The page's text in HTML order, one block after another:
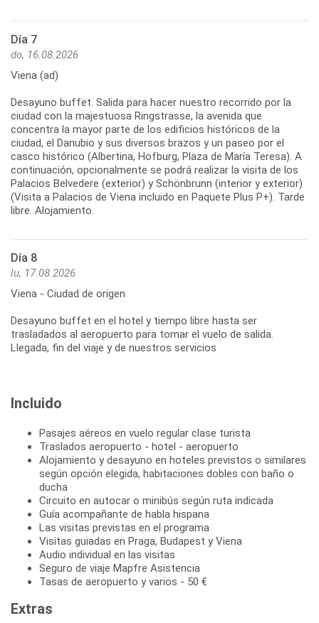
Día 7
do, 16.08.2026
Viena (ad)
Desayuno buffet. Salida para hacer nuestro recorrido por la
ciudad con la majestuosa Ringstrasse, la avenida que
concentra la mayor parte de los edificios históricos de la
ciudad, el Danubio y sus diversos brazos y un paseo por el
casco histórico (Albertina, Hofburg, Plaza de María Teresa). A
continuación, opcionalmente se podrá realizar la visita de los
Palacios Belvedere (exterior) y Schönbrunn (interior y exterior)
(Visita a Palacios de Viena incluido en Paquete Plus P+). Tarde
libre. Alojamiento.
Día 8
lu, 17.08.2026
Viena - Ciudad de origen
Desayuno buffet en el hotel y tiempo libre hasta ser
trasladados al aeropuerto para tomar el vuelo de salida.
Llegada, fin del viaje y de nuestros servicios
Incluido
Pasajes aéreos en vuelo regular clase turista
Traslados aeropuerto - hotel - aeropuerto
Alojamiento y desayuno en hoteles previstos o similares
según opción elegida, habitaciones dobles con baño o
ducha
Circuito en autocar o minibús según ruta indicada
Guía acompañante de habla hispana
Las visitas previstas en el programa
Visitas guiadas en Praga, Budapest y Viena
Audio individual en las visitas
Seguro de viaje Mapfre Asistencia
Tasas de aeropuerto y varios - 50 €
Extras